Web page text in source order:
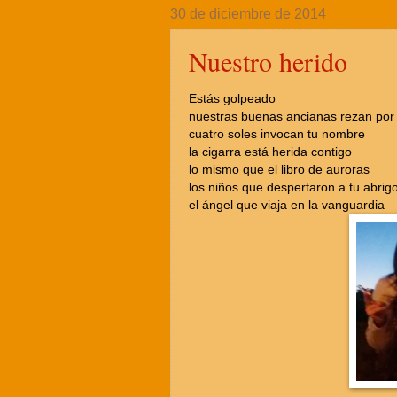
30 de diciembre de 2014
Nuestro herido
Estás golpeado
nuestras buenas ancianas rezan por
cuatro soles invocan tu nombre
la cigarra está herida contigo
lo mismo que el libro de auroras
los niños que despertaron a tu
el ángel que viaja en la vanguardia